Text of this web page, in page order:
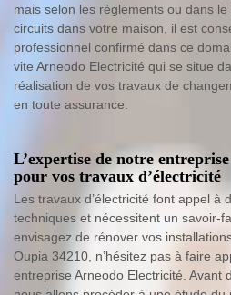
mais selon les règlements ou dans
circuits dans votre maison, il est
professionnel confirmé dans ce
vite Arneodo Electricité qui se situe
réalisation de vos travaux de
en toute assurance.
L’expertise de notre
pour vos travaux d’électricité
Les travaux d’électricité font appel à
techniques et nécessitent un savoir-
envisagez de rénover vos
Oupia 34210, n’hésitez pas à faire
entreprise Arneodo Electricité. Avant